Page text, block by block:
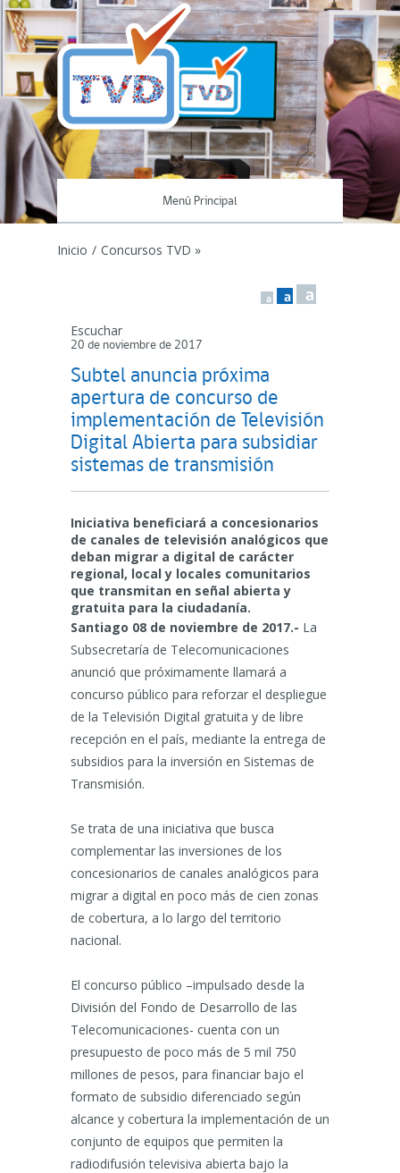
Menú Principal
Inicio / Concursos TVD »
a a a
Escuchar
20 de noviembre de 2017
Subtel anuncia próxima
apertura de concurso de
implementación de Televisión
Digital Abierta para subsidiar
sistemas de transmisión
Iniciativa beneficiará a concesionarios
de canales de televisión analógicos que
deban migrar a digital de carácter
regional, local y locales comunitarios
que transmitan en señal abierta y
gratuita para la ciudadanía.
Santiago 08 de noviembre de 2017.- La
Subsecretaría de Telecomunicaciones
anunció que próximamente llamará a
concurso público para reforzar el despliegue
de la Televisión Digital gratuita y de libre
recepción en el país, mediante la entrega de
subsidios para la inversión en Sistemas de
Transmisión.
Se trata de una iniciativa que busca
complementar las inversiones de los
concesionarios de canales analógicos para
migrar a digital en poco más de cien zonas
de cobertura, a lo largo del territorio
nacional.
El concurso público –impulsado desde la
División del Fondo de Desarrollo de las
Telecomunicaciones- cuenta con un
presupuesto de poco más de 5 mil 750
millones de pesos, para financiar bajo el
formato de subsidio diferenciado según
alcance y cobertura la implementación de un
conjunto de equipos que permiten la
radiodifusión televisiva abierta bajo la